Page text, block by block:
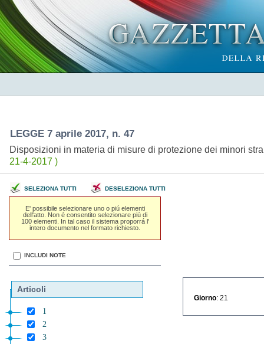
LEGGE 7 aprile 2017, n. 47
Disposizioni in materia di misure di protezione dei minori
21-4-2017 )
SELEZIONA TUTTI DESELEZIONA TUTTI
E' possibile selezionare uno o piú elementi
dell'atto. Non é consentito selezionare piú di
100 elementi. In tal caso il sistema proporrá l'
intero documento nel formato richiesto.
INCLUDI NOTE
Articoli
1
2
3
Giorno : 21